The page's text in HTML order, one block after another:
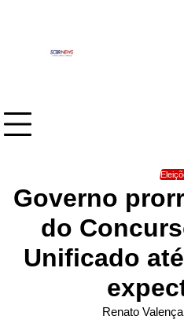
Governo
do
Unificado
Renato Valença